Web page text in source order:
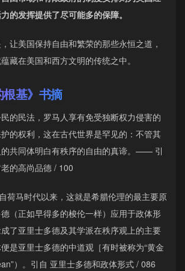
的发挥提供了尽可能多的保障。
让美国保持自由和繁荣的那些永恒之道，
藏在美国和西方文明的传统之中。
根基》书摘
的民法，罗马人享有免受独断权力侵害的
的权利，这在古代世界是罕见的：不管其
共同体明白有秩序的自由的真谛。—— 引
的高尚品德 / 100
荷马时代以来，这就是希腊伦理的最主要原
（正如早得多的梭伦一样）应用于政体形
了亚里士多德及其学派在秩序观上的主要
是亚里士多德的中道观［有时被称为“黄金
）。引自 亚里士多德和政体形式 / 086